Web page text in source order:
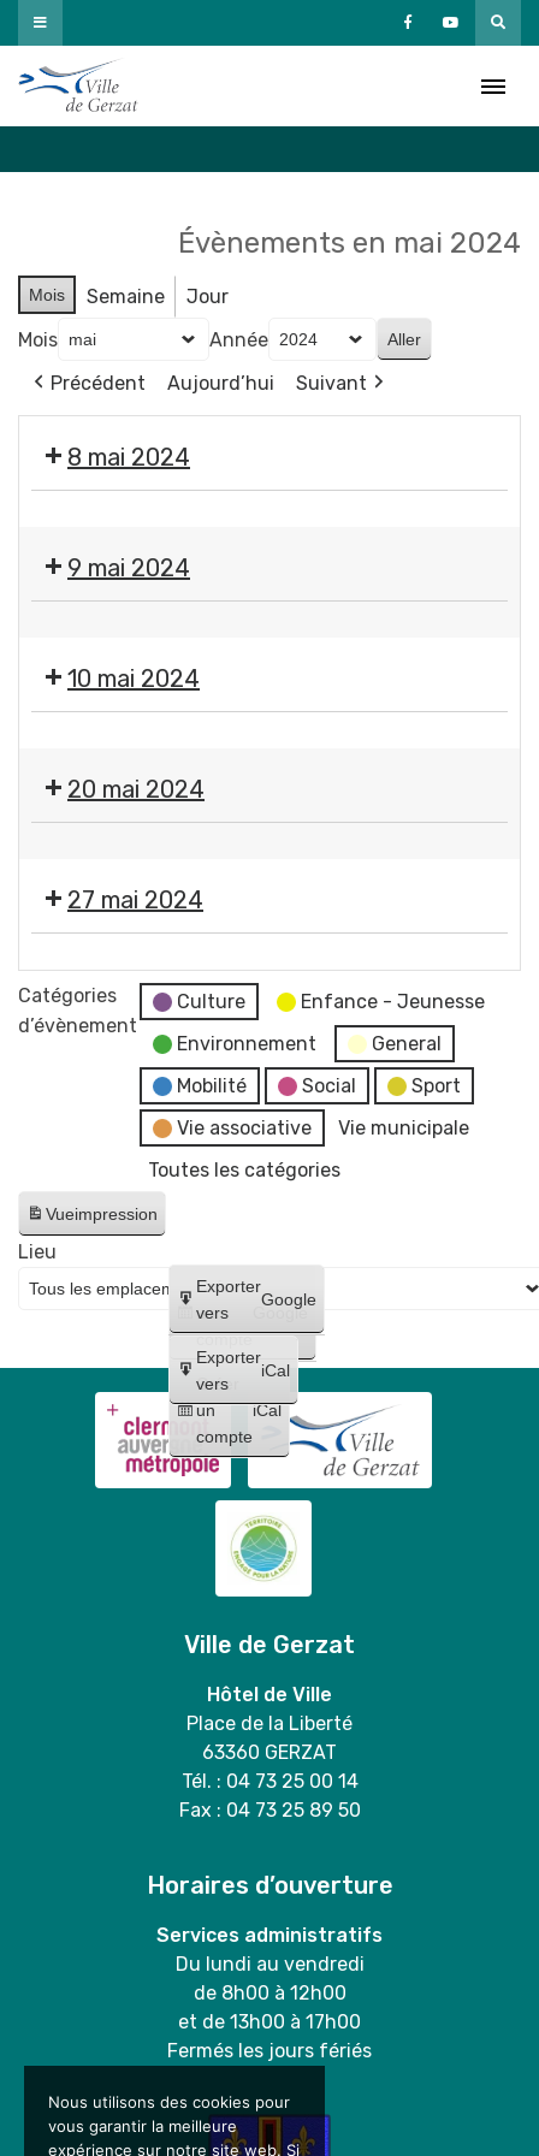
Passer
au
contenu
Évènements en mai 2024
Mois Semaine
Jour
Mois
Année
Précédent
Aujourd’hui Suivant
8 mai 2024
des
services
9 mai 2024
des
services
10 mai 2024
des
services
20 mai 2024
des
services
municipaux
27 mai 2024
France
Services
Catégories
d’évènement
Culture
Enfance - Jeunesse
Environnement
General
Mobilité
Social
Sport
Vie associative
Vie municipale
Toutes les catégories
Vueimpression
Créer
un
compte
Google
Créer
un
compte
iCal
Exporter
vers
Google
Exporter
vers
iCal
Lieu
Ville de Gerzat
Hôtel de Ville
Place de la Liberté
63360 GERZAT
Tél. : 04 73 25 00 14
Fax : 04 73 25 89 50
Horaires d’ouverture
Services administratifs
Du lundi au vendredi
de 8h00 à 12h00
et de 13h00 à 17h00
Fermés les jours fériés
Nous utilisons des cookies pour
vous garantir la meilleure
expérience sur notre site web. Si